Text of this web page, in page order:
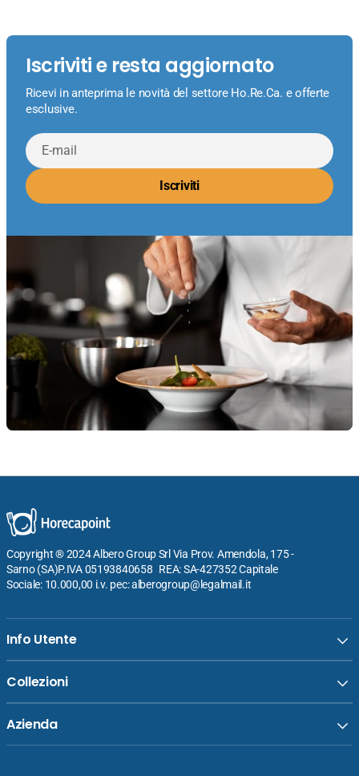
Iscriviti e resta aggiornato
Ricevi in anteprima le novità del settore Ho.Re.Ca. e offerte
esclusive.
E-
mail
Iscriviti
Copyright ® 2024 Albero Group Srl Via Prov. Amendola, 175 -
Sarno (SA)P.IVA 05193840658 REA: SA-427352 Capitale
Sociale: 10.000,00 i.v. pec: alberogroup@legalmail.it
Info Utente
Collezioni
Azienda